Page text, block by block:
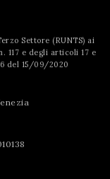
Settore (RUNTS) ai
117 e degli articoli 17 e
del 15/09/2020